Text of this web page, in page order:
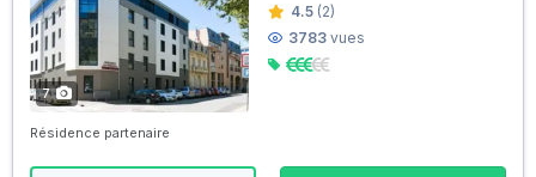
7
4.5 (2)
3783 vues
Résidence partenaire